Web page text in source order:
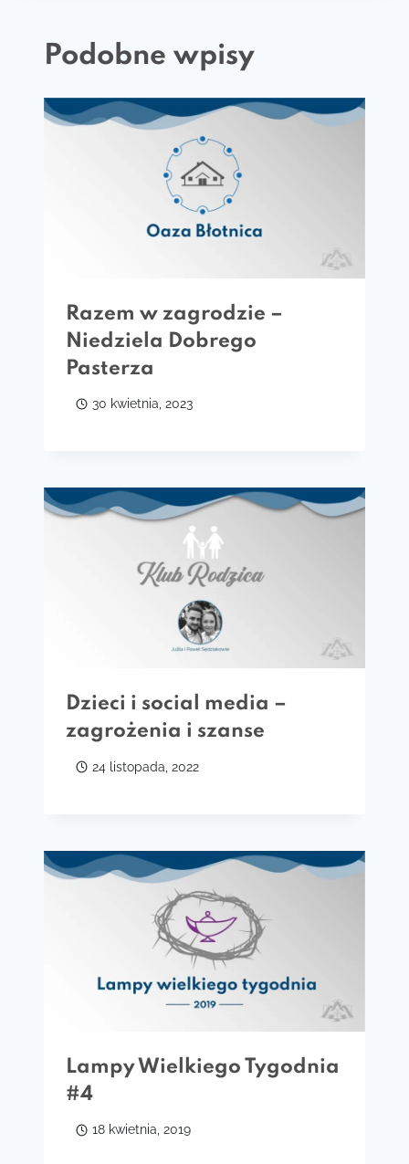
Podobne wpisy
Razem w zagrodzie –
Niedziela Dobrego
Pasterza
30 kwietnia, 2023
Dzieci i social media –
zagrożenia i szanse
24 listopada, 2022
Lampy Wielkiego Tygodnia
#4
18 kwietnia, 2019